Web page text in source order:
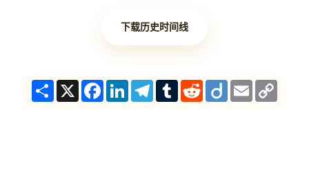
下载历史时间线
ShareX Facebook
LinkedInTelegram
TumblrRedditDiigoEmail